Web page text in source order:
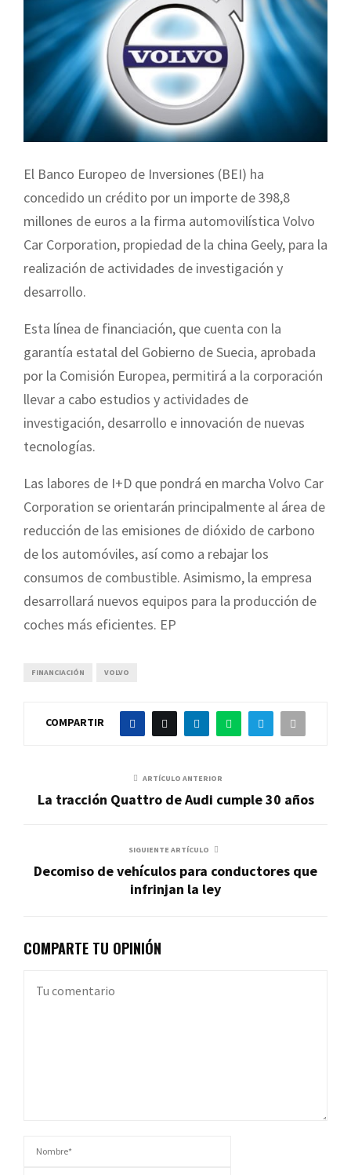
El Banco Europeo de Inversiones (BEI) ha
concedido un crédito por un importe de 398,8
millones de euros a la firma automovilística Volvo
Car Corporation, propiedad de la china Geely, para la
realización de actividades de investigación y
desarrollo.
Esta línea de financiación, que cuenta con la
garantía estatal del Gobierno de Suecia, aprobada
por la Comisión Europea, permitirá a la corporación
llevar a cabo estudios y actividades de
investigación, desarrollo e innovación de nuevas
tecnologías.
Las labores de I+D que pondrá en marcha Volvo Car
Corporation se orientarán principalmente al área de
reducción de las emisiones de dióxido de carbono
de los automóviles, así como a rebajar los
consumos de combustible. Asimismo, la empresa
desarrollará nuevos equipos para la producción de
coches más eficientes. EP
FINANCIACIÓN VOLVO
COMPARTIR
ARTÍCULO ANTERIOR
La tracción Quattro de Audi cumple 30 años
SIGUIENTE ARTÍCULO
Decomiso de vehículos para conductores que
infrinjan la ley
COMPARTE TU OPINIÓN